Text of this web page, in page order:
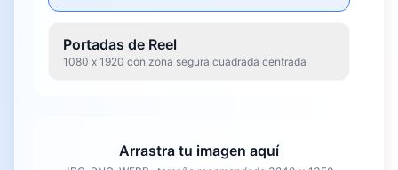
Portadas de Reel
1080 x 1920 con zona segura cuadrada centrada
Arrastra tu imagen aquí